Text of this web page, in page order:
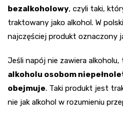
bezalkoholowy, czyli taki,
traktowany jako alkohol. W
najczęściej produkt oznaczony
Jeśli napój nie zawiera alkoholu,
alkoholu osobom
obejmuje. Taki produkt jest
nie jak alkohol w rozumieniu